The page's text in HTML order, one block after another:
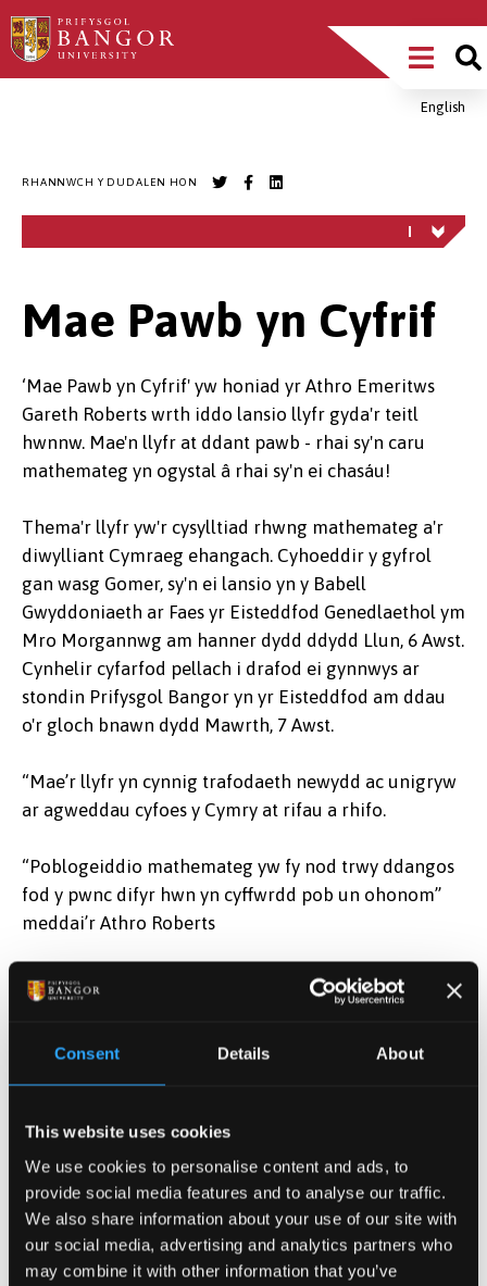
Consent Details About
This website uses cookies
We use cookies to personalise content and ads, to
provide social media features and to analyse our traffic.
We also share information about your use of our site with
our social media, advertising and analytics partners who
may combine it with other information that you’ve
Sgipiwch
i’r
Main
MenuEnglish
RHANNWCH Y DUDALEN HON
Mae Pawb yn Cyfrif
‘Mae Pawb yn Cyfrif' yw honiad yr Athro Emeritws
Gareth Roberts wrth iddo lansio llyfr gyda'r teitl
hwnnw. Mae'n llyfr at ddant pawb - rhai sy'n caru
mathemateg yn ogystal â rhai sy'n ei chasáu!
Thema'r llyfr yw'r cysylltiad rhwng mathemateg a'r
diwylliant Cymraeg ehangach. Cyhoeddir y gyfrol
gan wasg Gomer, sy'n ei lansio yn y Babell
Gwyddoniaeth ar Faes yr Eisteddfod Genedlaethol ym
Mro Morgannwg am hanner dydd ddydd Llun, 6 Awst.
Cynhelir cyfarfod pellach i drafod ei gynnwys ar
stondin Prifysgol Bangor yn yr Eisteddfod am ddau
o'r gloch bnawn dydd Mawrth, 7 Awst.
“Mae’r llyfr yn cynnig trafodaeth newydd ac unigryw
ar agweddau cyfoes y Cymry at rifau a rhifo.
“Poblogeiddio mathemateg yw fy nod trwy ddangos
fod y pwnc difyr hwn yn cyffwrdd pob un ohonom”
meddai’r Athro Roberts
Penodwyd yr Athro Roberts yn Athro Emeritws yn yr
Ysgol Addysg ym 2005. Cyn hynny bu’n Athro Addysg,
ganghellor ym Mhrifysgol Bangor. Mae wedi
arbenigo mewn addysg mathemateg gan weithio
gyda phlant, athrawon a rhieni drwy gydol ei yrfa.
Dyddiad cyhoeddi: 2 Awst 2012